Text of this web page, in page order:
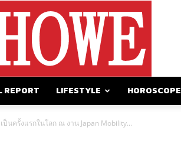
REPORT LIFESTYLE HOROSCOPE
ป็นครั้งแรกในโลก ณ งาน Japan Mobility...